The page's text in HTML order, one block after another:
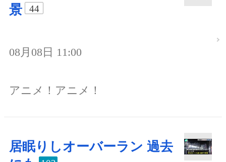
景
44
08月08日 11:00
アニメ！アニメ！
居眠りしオーバーラン 過去